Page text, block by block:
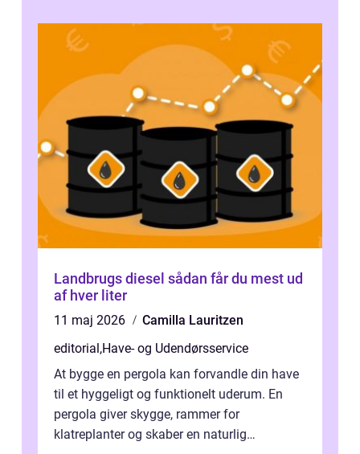
Landbrugs diesel sådan får du mest ud
af hver liter
11 maj 2026
Camilla Lauritzen
editorial ,Have- og Udendørsservice
At bygge en pergola kan forvandle din have
til et hyggeligt og funktionelt uderum. En
pergola giver skygge, rammer for
klatreplanter og skaber en naturlig